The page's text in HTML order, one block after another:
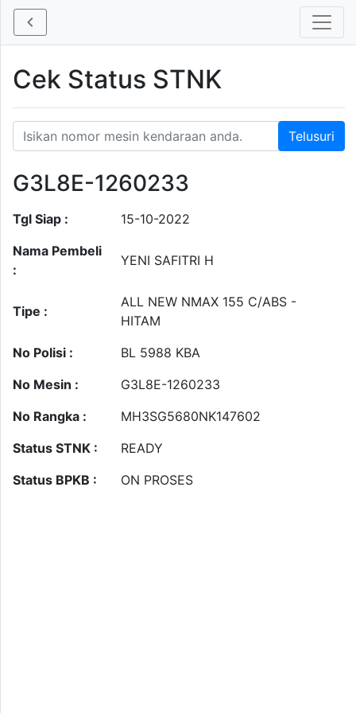
Cek Status STNK
G3L8E-1260233
Tgl Siap :
15-10-2022
Nama Pembeli
:
YENI SAFITRI H
Tipe :
ALL NEW NMAX 155 C/ABS -
HITAM
No Polisi :
BL 5988 KBA
No Mesin :
G3L8E-1260233
No Rangka :
MH3SG5680NK147602
Status STNK :
READY
Status BPKB :
ON PROSES